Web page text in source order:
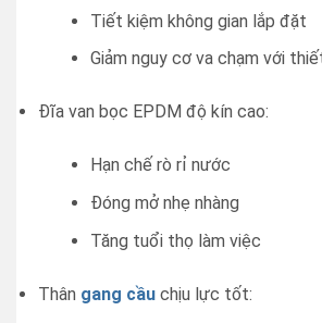
Tiết kiệm không gian lắp đặt
Giảm nguy cơ va chạm với
Đĩa van bọc EPDM độ kín cao:
Hạn chế rò rỉ nước
Đóng mở nhẹ nhàng
Tăng tuổi thọ làm việc
Thân gang cầu chịu lực tốt: